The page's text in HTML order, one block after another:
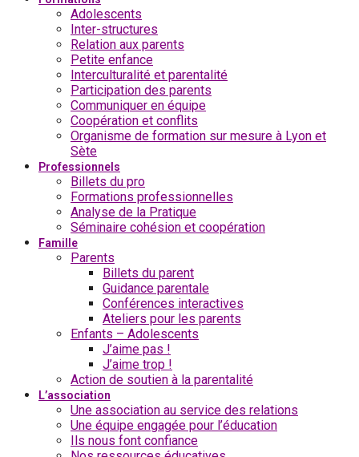
Adolescents
Inter-structures
Relation aux parents
Petite enfance
Interculturalité et parentalité
Participation des parents
Communiquer en équipe
Coopération et conflits
Organisme de formation sur mesure à Lyon et
Sète
Professionnels
Billets du pro
Formations professionnelles
Analyse de la Pratique
Séminaire cohésion et coopération
Famille
Parents
Billets du parent
Guidance parentale
Conférences interactives
Ateliers pour les parents
Enfants – Adolescents
J’aime pas !
J’aime trop !
Action de soutien à la parentalité
L’association
Une association au service des relations
Une équipe engagée pour l’éducation
Ils nous font confiance